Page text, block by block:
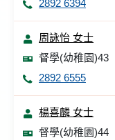
2892 6394
周詠怡 女士
督學(幼稚園)43
2892 6555
楊喜麟 女士
督學(幼稚園)44